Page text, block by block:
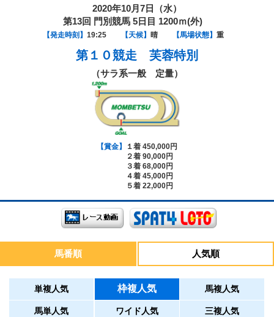
2020年10月7日（水）
第13回 門別競馬 5日目 1200ｍ(外)
【発走時刻】 19:25 【天候】 晴 【馬場状態】 重
第１０競走 芙蓉特別
（サラ系一般 定量）
【賞金】
１着 450,000円
２着 90,000円
３着 68,000円
４着 45,000円
５着 22,000円
馬番順 人気順
単複人気 枠複人気 馬複人気
馬単人気 ワイド人気 三複人気